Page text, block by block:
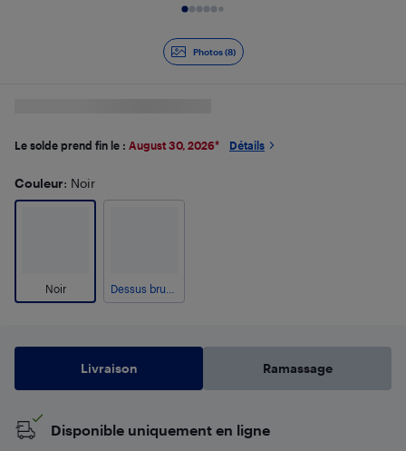
Photos (8)
Le solde prend fin le : August 30, 2026* Détails
Couleur: Noir
Noir
Livraison Ramassage
Disponible uniquement en ligne